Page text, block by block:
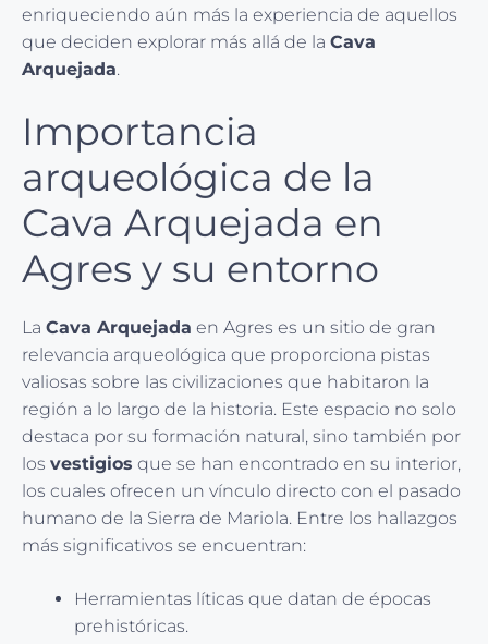
enriqueciendo aún más la experiencia de aquellos
que deciden explorar más allá de la Cava
Arquejada.
Importancia
arqueológica de la
Cava Arquejada en
Agres y su entorno
La Cava Arquejada en Agres es un sitio de gran
relevancia arqueológica que proporciona pistas
valiosas sobre las civilizaciones que habitaron la
región a lo largo de la historia. Este espacio no solo
destaca por su formación natural, sino también por
los vestigios que se han encontrado en su interior,
los cuales ofrecen un vínculo directo con el pasado
humano de la Sierra de Mariola. Entre los hallazgos
más significativos se encuentran:
Herramientas líticas que datan de épocas
prehistóricas.